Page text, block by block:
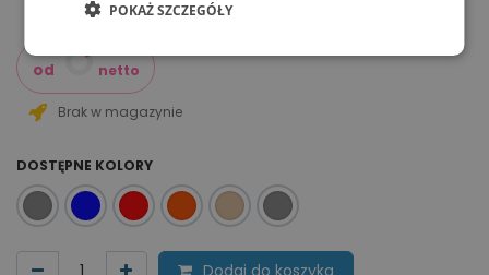
od netto
Brak w magazynie
DOSTĘPNE KOLORY
POKAŻ SZCZEGÓŁY